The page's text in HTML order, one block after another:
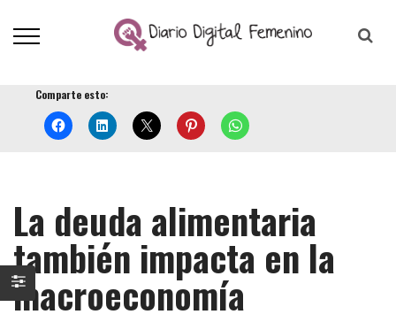
Comparte esto:
La deuda alimentaria
también impacta en la
macroeconomía